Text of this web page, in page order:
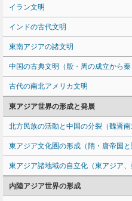
イラン文明
インドの古代文明
東南アジアの諸文明
中国の古典文明（殷・周の成立から秦
古代の南北アメリカ文明
東アジア世界の形成と発展
北方民族の活動と中国の分裂（魏晋南
東アジア文化圏の形成（隋・唐帝国と
東アジア諸地域の自立化（東アジア、
内陸アジア世界の形成